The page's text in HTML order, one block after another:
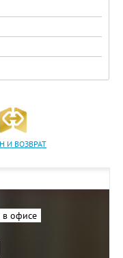
И ВОЗВРАТ
в офисе